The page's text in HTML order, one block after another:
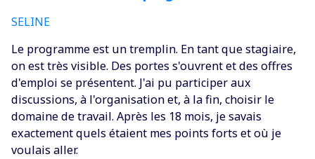
SELINE
‍Le programme est un tremplin. En tant que stagiaire,
on est très visible. Des portes s'ouvrent et des offres
d'emploi se présentent. J'ai pu participer aux
discussions, à l'organisation et, à la fin, choisir le
domaine de travail. Après les 18 mois, je savais
exactement quels étaient mes points forts et où je
voulais aller.